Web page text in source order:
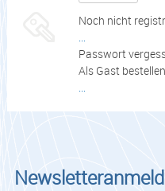
Noch nicht
Passwort
Als Gast